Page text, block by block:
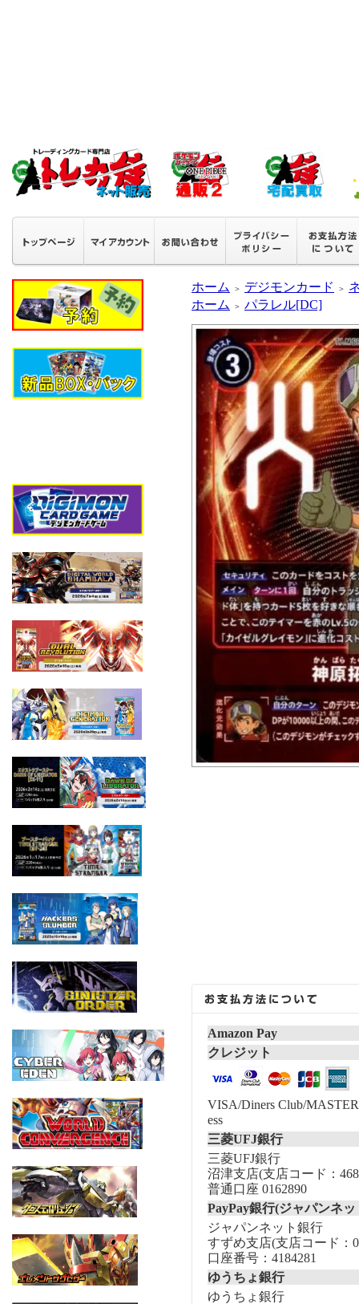
ホーム ＞ デジモンカード ＞
ホーム
＞ パラレル[DC]
Amazon Pay
クレジット
VISA/Diners Club/
ess
三菱UFJ銀行
三菱UFJ銀行
沼津支店(支店コード：
普通口座 0162890
PayPay銀行(ジャパンネ
ジャパンネット銀行
すずめ支店(支店コード：
口座番号：4184281
ゆうちょ銀行
ゆうちょ銀行